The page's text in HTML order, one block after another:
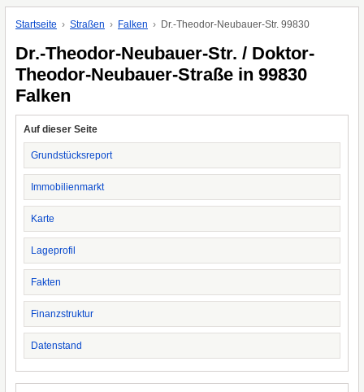
Startseite Straßen Falken Dr.-Theodor-Neubauer-Str. 99830
Dr.-Theodor-Neubauer-Str. / Doktor-
Theodor-Neubauer-Straße in 99830
Falken
Auf dieser Seite
Grundstücksreport
Immobilienmarkt
Karte
Lageprofil
Fakten
Finanzstruktur
Datenstand